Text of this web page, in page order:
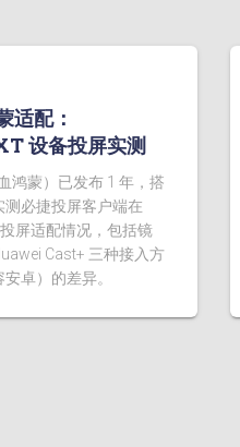
适配：
设备投屏实测
鸿蒙）已发布 1 年，搭
必捷投屏客户端在
屏适配情况，包括镜
Cast+ 三种接入方
卓）的差异。